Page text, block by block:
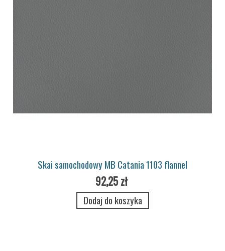
Skai samochodowy MB Catania 1103 flannel
92,25 zł
Dodaj do koszyka